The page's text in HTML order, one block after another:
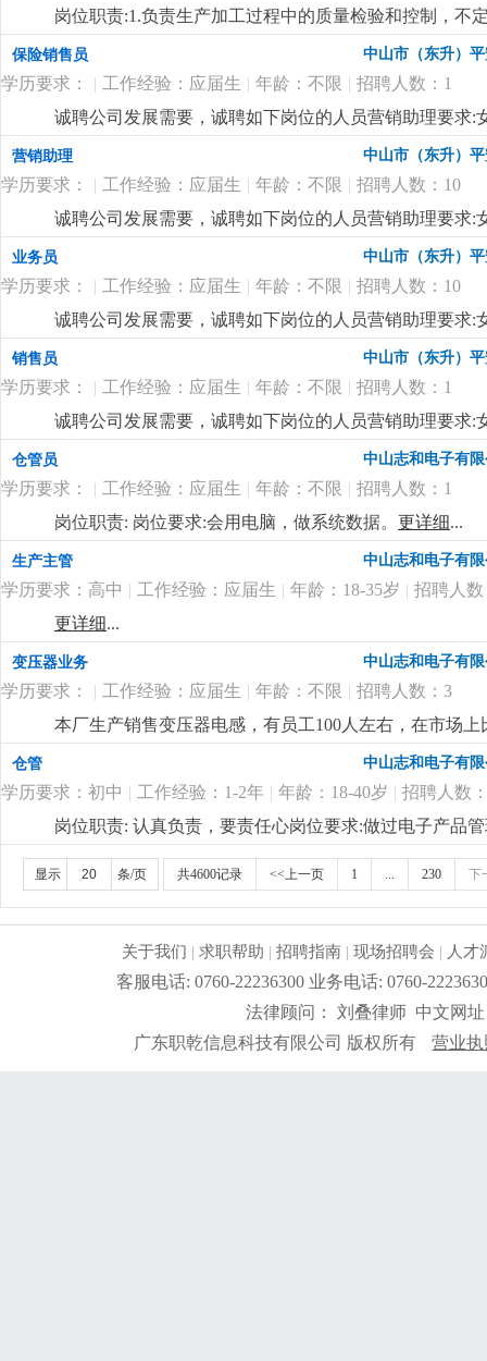
推广；2、根据市场营销计划，完成部门销售指标；3、
息的收集及竞争对手的分析；5、负责销售区域内销售
户间的长期战略合作计划。岗位要求：1.具备挑战精神
习能力强3.具备较强的客户沟通能力和较高的商务处理
+补贴（可面谈）。
更详细 ...
岗位职责:1.负责生产加工过程中的质量检验和控制，不
量问题进行分析、处理，对批次性异常质量问题做好反
谨的工作态度，有很好的责任心和执行力；工作责任心
保险销售员 中山市（东升）
学历要求： | 工作经验：应届生 | 年龄：不限 | 招聘人数：1
诚聘公司发展需要，诚聘如下岗位的人员营销助理要求
户)。要求会用电脑和简单的办公软件，打字快，有良
工作经验优先考虑!工资:底薪(4000元)+提成5天8小时制
山市东升政府旁边更详细 ...
营销助理 中山市（东升）
学历要求： | 工作经验：应届生 | 年龄：不限 | 招聘人数：10
诚聘公司发展需要，诚聘如下岗位的人员营销助理要求
户)。要求会用电脑和简单的办公软件，打字快，有良
工作经验优先考虑!工资:底薪(4000元)+提成5天8小时制
详细
业务员 中山市（东升）
学历要求： | 工作经验：应届生 | 年龄：不限 | 招聘人数：10
诚聘公司发展需要，诚聘如下岗位的人员营销助理要求
户)。要求会用电脑和简单的办公软件，打字快，有良
工作经验优先考虑!工资:底薪(4000元)+提成5天8小时制
山市东升政府旁边更详细 ...
销售员 中山市（东升）
学历要求： | 工作经验：应届生 | 年龄：不限 | 招聘人数：1
诚聘公司发展需要，诚聘如下岗位的人员营销助理要求
户)。要求会用电脑和简单的办公软件，打字快，有良
工作经验优先考虑!工资:底薪(4000元)+提成5天8小时制
山市东升政府旁边更详细 ...
仓管员 中山志和电子有
学历要求： | 工作经验：应届生 | 年龄：不限 | 招聘人数：1
岗位职责: 岗位要求:会用电脑，做系统数据。 更详细...
生产主管 中山志和电子有
学历要求：高中 | 工作经验：应届生 | 年龄：18-35岁 | 招聘人数
更详细...
变压器业务 中山志和电子有
学历要求： | 工作经验：应届生 | 年龄：不限 | 招聘人数：3
本厂生产销售变压器电感，有员工100人左右，在市场
细...
仓管 中山志和电子有
学历要求：初中 | 工作经验：1-2年 | 年龄：18-40岁 | 招聘人数
岗位职责: 认真负责，要责任心岗位要求:做过电子产品
显示 条/页 共4600记录 <<上一页 1 ... 230 下
关于我们 |求职帮助 |招聘指南 |现场招聘会 | 人才
客服电话: 0760-22236300 业务电话: 0760-
法律顾问： 刘叠律师 中文网
广东职乾信息科技有限公司 版权所有
营业